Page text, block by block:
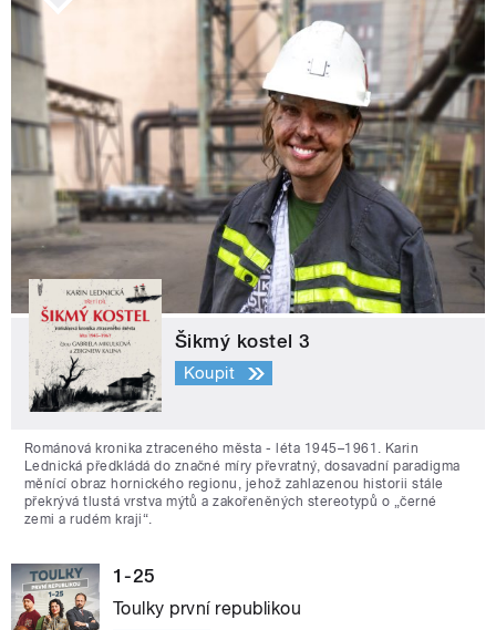
Šikmý kostel 3
Koupit
Románová kronika ztraceného města - léta 1945–1961. Karin
Lednická předkládá do značné míry převratný, dosavadní paradigma
měnící obraz hornického regionu, jehož zahlazenou historii stále
překrývá tlustá vrstva mýtů a zakořeněných stereotypů o „černé
zemi a rudém kraji“.
1-25
Toulky první republikou